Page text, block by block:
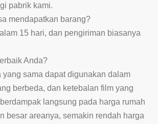
pabrik kami.
mendapatkan barang?
15 hari, dan pengiriman biasanya
Anda?
yang sama dapat digunakan dalam
berbeda, dan ketebalan film yang
langsung pada harga rumah
besar areanya, semakin rendah harga